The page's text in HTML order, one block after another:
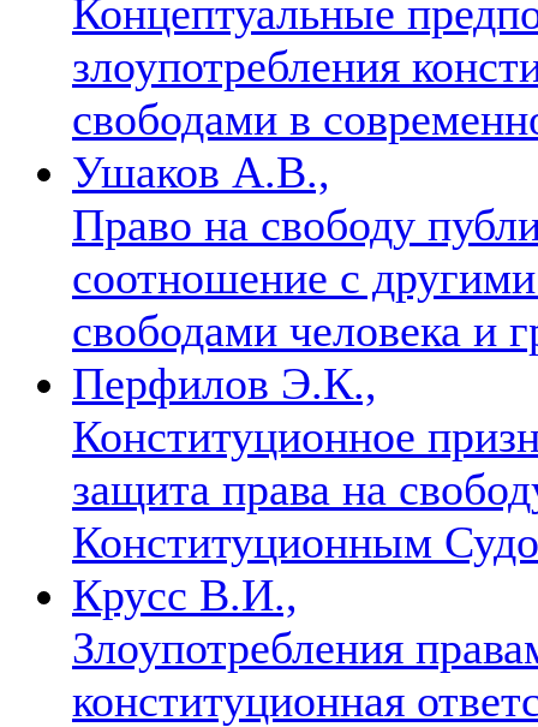
Концептуальные
злоупотребления
свободами в
Ушаков А.В.,
Право на свободу
соотношение с
свободами человека и
Перфилов Э.К.,
Конституционное
защита права на
Конституционным
Крусс В.И.,
Злоупотребления
конституционная